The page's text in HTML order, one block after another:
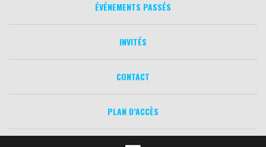
ÉVÉNEMENTS PASSÉS
INVITÉS
CONTACT
PLAN D’ACCÈS